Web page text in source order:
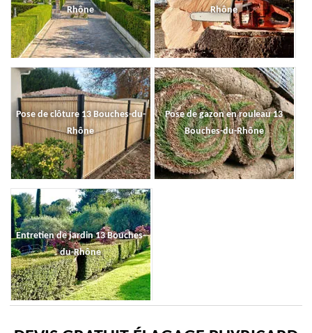
Rhône
Rhône
Pose de clôture 13 Bouches-du-
Rhône
Pose de gazon en rouleau 13
Bouches-du-Rhône
Entretien de jardin 13 Bouches-
du-Rhône